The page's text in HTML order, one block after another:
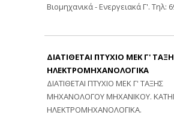
Βιομηχανικά - Ενεργειακά Γ'. Τηλ:
ΔΙΑΤΙΘΕΤΑΙ ΠΤΥΧΙΟ ΜΕΚ Γ'
ΗΛΕΚΤΡΟΜΗΧΑΝΟΛΟΓΙΚΑ
ΔΙΑΤΙΘΕΤΑΙ ΠΤΥΧΙΟ ΜΕΚ Γ' ΤΑΞΗΣ
ΜΗΧΑΝΟΛΟΓΟΥ ΜΗΧΑΝΙΚΟΥ.
ΗΛΕΚΤΡΟΜΗΧΑΝΟΛΟΓΙΚΑ.